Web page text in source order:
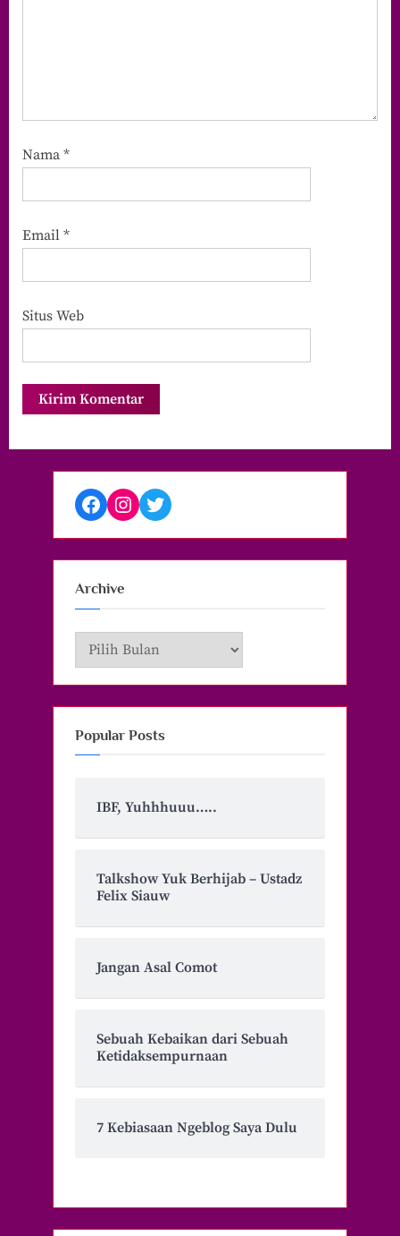
Nama *
Email *
Situs Web
Facebook
Instagram
Twitter
Archive
Archive
Popular Posts
IBF, Yuhhhuuu…..
Talkshow Yuk Berhijab – Ustadz
Felix Siauw
Jangan Asal Comot
Sebuah Kebaikan dari Sebuah
Ketidaksempurnaan
7 Kebiasaan Ngeblog Saya Dulu